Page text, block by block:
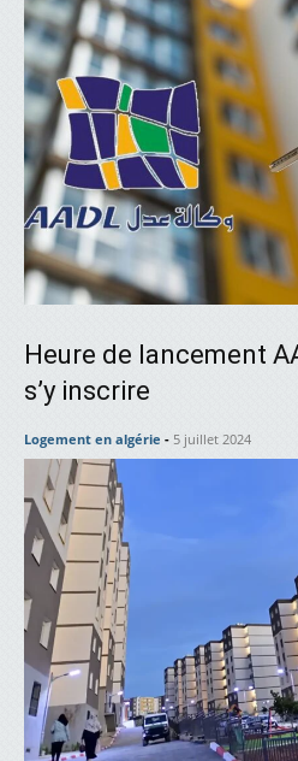
Heure de lancement
s’y inscrire
Logement en algérie - 5 juillet 2024